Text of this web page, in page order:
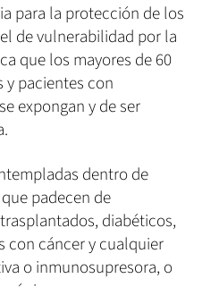
para la protección de los
de vulnerabilidad por la
que los mayores de 60
y pacientes con
expongan y de ser
dentro de
padecen de
diabéticos,
con cáncer y cualquier
o inmunosupresora, o